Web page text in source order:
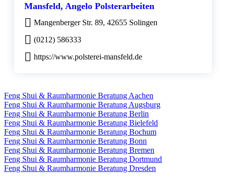
Mansfeld, Angelo Polsterarbeiten
Mangenberger Str. 89, 42655 Solingen
(0212) 586333
https://www.polsterei-mansfeld.de
Feng Shui & Raumharmonie Beratung Aachen
Feng Shui & Raumharmonie Beratung Augsburg
Feng Shui & Raumharmonie Beratung Berlin
Feng Shui & Raumharmonie Beratung Bielefeld
Feng Shui & Raumharmonie Beratung Bochum
Feng Shui & Raumharmonie Beratung Bonn
Feng Shui & Raumharmonie Beratung Bremen
Feng Shui & Raumharmonie Beratung Dortmund
Feng Shui & Raumharmonie Beratung Dresden